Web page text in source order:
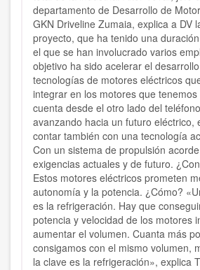
departamento de Desarrollo de
GKN Driveline Zumaia, explica a DV
proyecto, que ha tenido una
el que se han involucrado varios
objetivo ha sido acelerar el
tecnologías de motores eléctricos
integrar en los motores que
cuenta desde el otro lado del
avanzando hacia un futuro eléctrico,
contar también con una tecnología
Con un sistema de propulsión
exigencias actuales y de futuro.
Estos motores eléctricos prometen
autonomía y la potencia. ¿Cómo?
es la refrigeración. Hay que
potencia y velocidad de los motores
aumentar el volumen. Cuanta más
consigamos con el mismo volumen,
la clave es la refrigeración», explica